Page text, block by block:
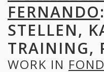
FERNANDO
STELLEN,
TRAINING,
WORK IN